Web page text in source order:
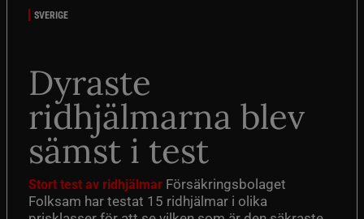
SVERIGE
Dyraste
ridhjälmarna blev
sämst i test
Stort test av ridhjälmar Försäkringsbolaget
Folksam har testat 15 ridhjälmar i olika